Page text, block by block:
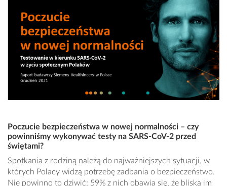
Poczucie bezpieczeństwa w nowej normalności – czy
powinniśmy wykonywać testy na SARS-CoV-2 przed
świętami?
Spotkania z rodziną należą do najważniejszych sytuacji, w
których Polacy widzą potrzebę zadbania o bezpieczeństwo.
Nie powinno to dziwić: 59% z nich obawia się, że bliska im